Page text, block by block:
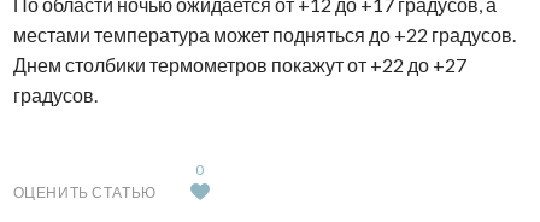
местами температура может подняться до +22 градусов.
Днем столбики термометров покажут от +22 до +27
градусов.
ОЦЕНИТЬ СТАТЬЮ
0